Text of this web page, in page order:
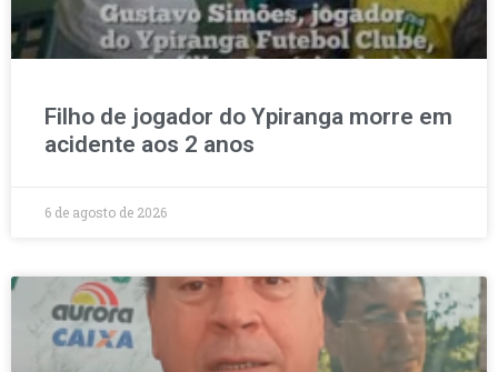
Filho de jogador do Ypiranga morre em
acidente aos 2 anos
6 de agosto de 2026